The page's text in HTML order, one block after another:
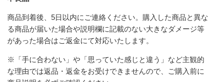
商品到着後、5日以内にご連絡ください。購入した商品と異な
る商品が届いた場合や説明欄に記載のない大きなダメージ等
があった場合はご返金にて対応いたします。
※「手に合わない」や「思っていた感じと違う」など主観的
な理由では返品・返金をお受けできませんので、ご購入前に